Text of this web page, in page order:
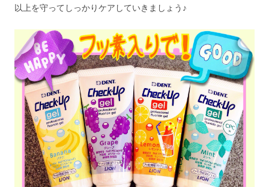
以上を守ってしっかりケアしていきましょう♪